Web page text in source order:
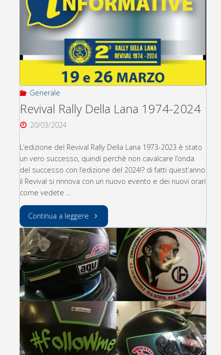
CIAO
Generale
Revival Rally Della Lana 1974-2024
20/03/2024
L’edizione del Revival Rally Della Lana 1973-2023 è stato
un vero successo, quindi perchè non cavalcare l’onda
del successo con l’edizione del 2024!? di fatti quest’anno
il Revival si rinnova con un nuovo evento e dei nuovi orari
come vedete …
Continua a leggere "Revival
Rally
Della
Lana
1974-
2024"